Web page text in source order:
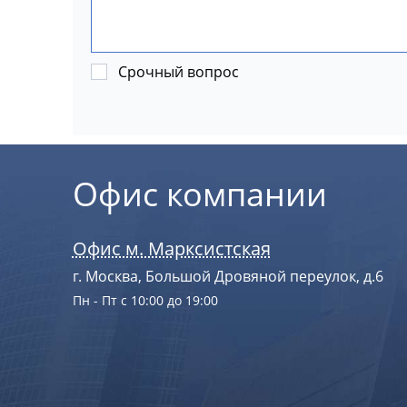
Срочный вопрос
Офис компании
Офис м. Марксистская
г. Москва, Большой Дровяной переулок, д.6
Пн - Пт с 10:00 до 19:00